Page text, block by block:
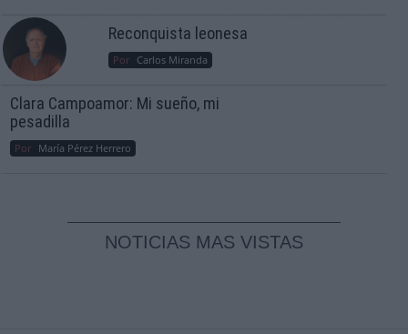
Reconquista leonesa
Por Carlos Miranda
Clara Campoamor: Mi sueño, mi
pesadilla
Por María Pérez Herrero
NOTICIAS MAS VISTAS